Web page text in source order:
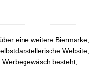
eine weitere Biermarke,
Website,
besteht,